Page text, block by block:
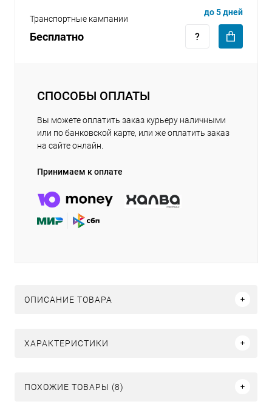
Транспортные кампании
Бесплатно
до 5 дней
СПОСОБЫ ОПЛАТЫ
Вы можете оплатить заказ курьеру наличными
или по банковской карте, или же оплатить заказ
на сайте онлайн.
Принимаем к оплате
ОПИСАНИЕ ТОВАРА
ХАРАКТЕРИСТИКИ
ПОХОЖИЕ ТОВАРЫ (8)